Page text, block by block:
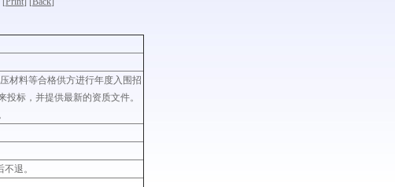
材料等合格供方进行年度入围招
标，并提供最新的资质文件。
退。